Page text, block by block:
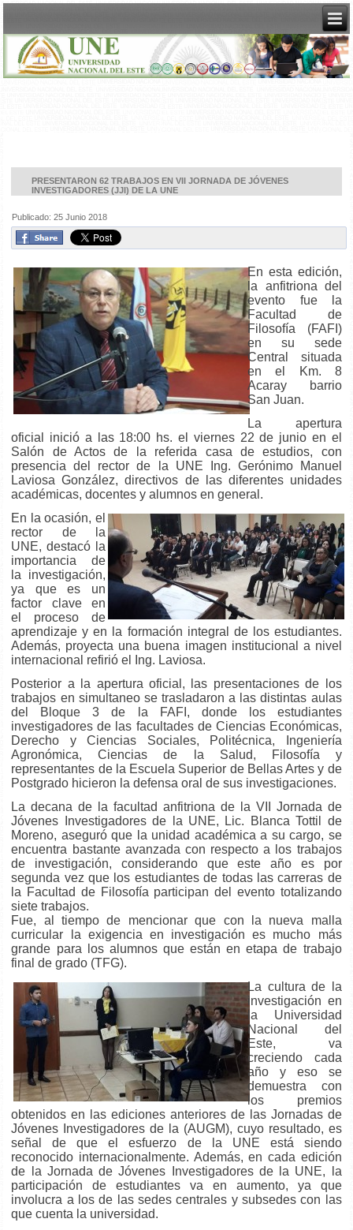
PRESENTARON 62 TRABAJOS EN VII JORNADA DE JÓVENES
INVESTIGADORES (JJI) DE LA UNE
Publicado: 25 Junio 2018
En esta edición,
la anfitriona del
evento fue la
Facultad de
Filosofía (FAFI)
en su sede
Central situada
en el Km. 8
Acaray barrio
San Juan.
La apertura
oficial inició a las 18:00 hs. el viernes 22 de junio en el
Salón de Actos de la referida casa de estudios, con
presencia del rector de la UNE Ing. Gerónimo Manuel
Laviosa González, directivos de las diferentes unidades
académicas, docentes y alumnos en general.
En la ocasión, el
rector de la
UNE, destacó la
importancia de
la investigación,
ya que es un
factor clave en
el proceso de
aprendizaje y en la formación integral de los estudiantes.
Además, proyecta una buena imagen institucional a nivel
internacional refirió el Ing. Laviosa.
Posterior a la apertura oficial, las presentaciones de los
trabajos en simultaneo se trasladaron a las distintas aulas
del Bloque 3 de la FAFI, donde los estudiantes
investigadores de las facultades de Ciencias Económicas,
Derecho y Ciencias Sociales, Politécnica, Ingeniería
Agronómica, Ciencias de la Salud, Filosofía y
representantes de la Escuela Superior de Bellas Artes y de
Postgrado hicieron la defensa oral de sus investigaciones.
La decana de la facultad anfitriona de la VII Jornada de
Jóvenes Investigadores de la UNE, Lic. Blanca Tottil de
Moreno, aseguró que la unidad académica a su cargo, se
encuentra bastante avanzada con respecto a los trabajos
de investigación, considerando que este año es por
segunda vez que los estudiantes de todas las carreras de
la Facultad de Filosofía participan del evento totalizando
siete trabajos.
Fue, al tiempo de mencionar que con la nueva malla
curricular la exigencia en investigación es mucho más
grande para los alumnos que están en etapa de trabajo
final de grado (TFG).
La cultura de la
investigación en
la Universidad
Nacional del
Este, va
creciendo cada
año y eso se
demuestra con
los premios
obtenidos en las ediciones anteriores de las Jornadas de
Jóvenes Investigadores de la (AUGM), cuyo resultado, es
señal de que el esfuerzo de la UNE está siendo
reconocido internacionalmente. Además, en cada edición
de la Jornada de Jóvenes Investigadores de la UNE, la
participación de estudiantes va en aumento, ya que
involucra a los de las sedes centrales y subsedes con las
que cuenta la universidad.